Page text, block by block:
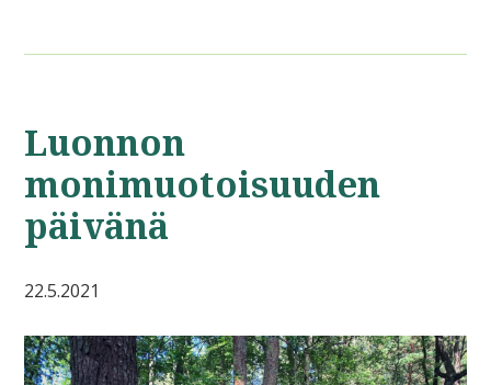
Luonnon
monimuotoisuuden
päivänä
22.5.2021